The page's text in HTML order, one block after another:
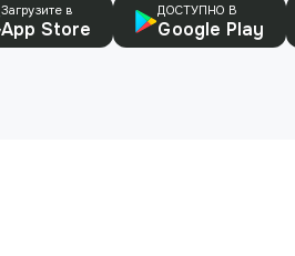
Загрузите в
App Store
ДОСТУПНО В
Google Play